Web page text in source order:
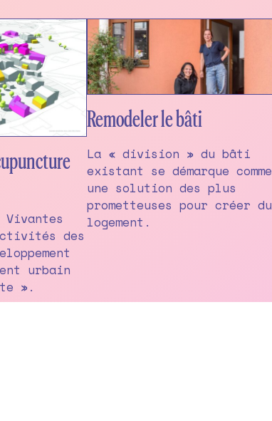
des
urbain
».
Remodeler le bâti
La « division » du bâti
existant se démarque comme
une solution des plus
prometteuses pour créer du
logement.